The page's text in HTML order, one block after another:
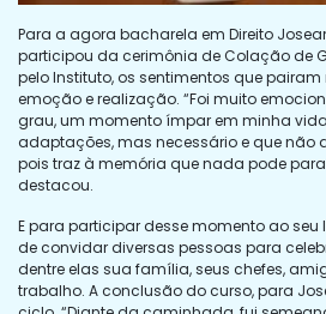
Para a agora bacharela em Direito
participou da cerimônia de Colação de
pelo Instituto, os sentimentos que
emoção e realização. “Foi muito
grau, um momento ímpar em minha
adaptações, mas necessário e que não
pois traz à memória que nada pode
destacou.
E para participar desse momento ao seu
de convidar diversas pessoas para
dentre elas sua família, seus chefes,
trabalho. A conclusão do curso, para